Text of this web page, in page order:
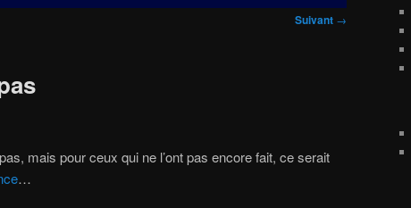
Suivant →
mais pour ceux qui ne l’ont pas encore fait, ce serait
…